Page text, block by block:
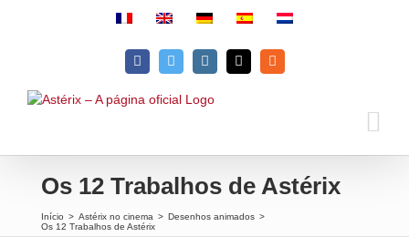
FacebookTwitterInstagramEmailRss
Os 12 Trabalhos de Astérix
Início > Astérix no cinema > Desenhos animados >
Os 12 Trabalhos de Astérix